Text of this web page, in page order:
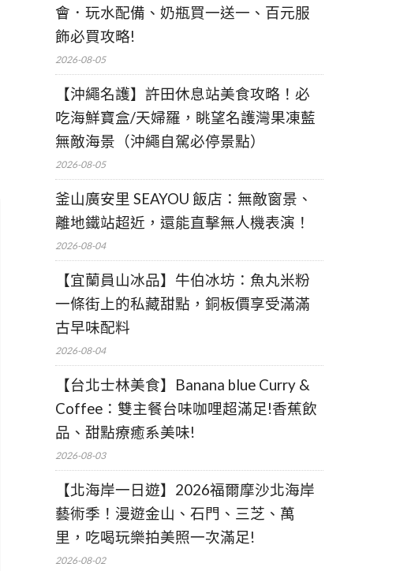
會．玩水配備、奶瓶買一送一、百元服
飾必買攻略!
2026-08-05
【沖繩名護】許田休息站美食攻略！必
吃海鮮寶盒/天婦羅，眺望名護灣果凍藍
無敵海景（沖繩自駕必停景點）
2026-08-05
釜山廣安里 SEAYOU 飯店：無敵窗景、
離地鐵站超近，還能直擊無人機表演！
2026-08-04
【宜蘭員山冰品】牛伯冰坊：魚丸米粉
一條街上的私藏甜點，銅板價享受滿滿
古早味配料
2026-08-04
【台北士林美食】Banana blue Curry &
Coffee：雙主餐台味咖哩超滿足!香蕉飲
品、甜點療癒系美味!
2026-08-03
【北海岸一日遊】2026福爾摩沙北海岸
藝術季！漫遊金山、石門、三芝、萬
里，吃喝玩樂拍美照一次滿足!
2026-08-02